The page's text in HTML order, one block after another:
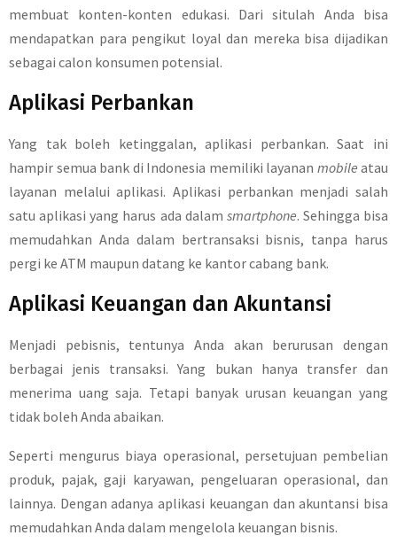
membuat konten-konten edukasi. Dari situlah Anda bisa
mendapatkan para pengikut loyal dan mereka bisa dijadikan
sebagai calon konsumen potensial.
Aplikasi Perbankan
Yang tak boleh ketinggalan, aplikasi perbankan. Saat ini
hampir semua bank di Indonesia memiliki layanan mobile atau
layanan melalui aplikasi. Aplikasi perbankan menjadi salah
satu aplikasi yang harus ada dalam smartphone. Sehingga bisa
memudahkan Anda dalam bertransaksi bisnis, tanpa harus
pergi ke ATM maupun datang ke kantor cabang bank.
Aplikasi Keuangan dan Akuntansi
Menjadi pebisnis, tentunya Anda akan berurusan dengan
berbagai jenis transaksi. Yang bukan hanya transfer dan
menerima uang saja. Tetapi banyak urusan keuangan yang
tidak boleh Anda abaikan.
Seperti mengurus biaya operasional, persetujuan pembelian
produk, pajak, gaji karyawan, pengeluaran operasional, dan
lainnya. Dengan adanya aplikasi keuangan dan akuntansi bisa
memudahkan Anda dalam mengelola keuangan bisnis.